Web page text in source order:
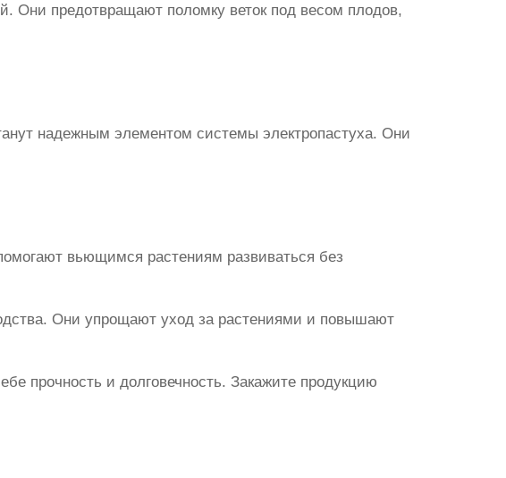
Они предотвращают поломку веток под весом плодов,
надежным элементом системы электропастуха. Они
вьющимся растениям развиваться без
Они упрощают уход за растениями и повышают
прочность и долговечность. Закажите продукцию